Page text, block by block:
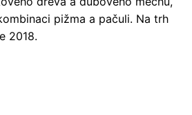
pižma a pačuli. Na trh
2018.